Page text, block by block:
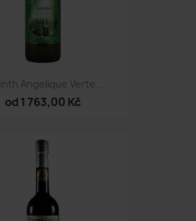
Angelique Verte...
od 1 763,00 Kč